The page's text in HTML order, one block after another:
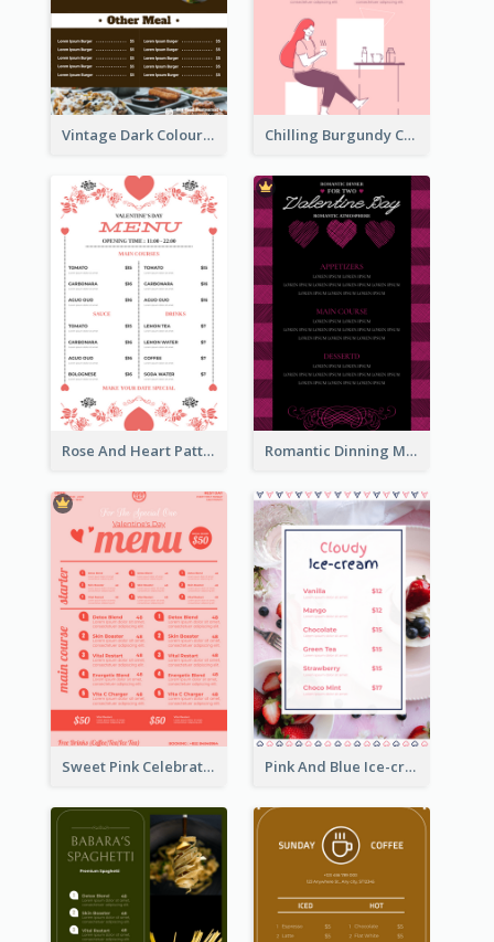
Vintage Dark Colour Tone Menu Of Western Restaurant Chilling Burgundy Coffee And Bakery Menu Design
Rose And Heart Pattern Menu Design Ideas Romantic Dinning Menu For Two Design Templates
Sweet Pink Celebration Menu Template Design Pink And Blue Ice-cream Photo Dessert Menu